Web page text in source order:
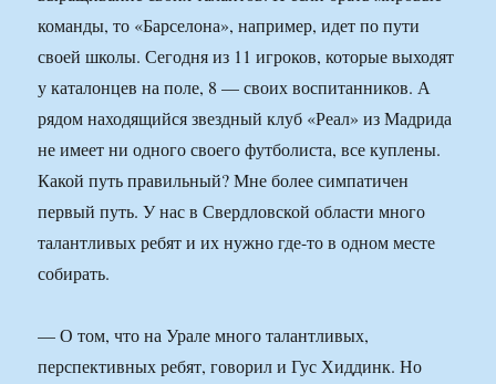
команды, то «Барселона», например, идет по пути
своей школы. Сегодня из 11 игроков, которые выходят
у каталонцев на поле, 8 — своих воспитанников. А
рядом находящийся звездный клуб «Реал» из Мадрида
не имеет ни одного своего футболиста, все куплены.
Какой путь правильный? Мне более симпатичен
первый путь. У нас в Свердловской области много
талантливых ребят и их нужно где-то в одном месте
собирать.
— О том, что на Урале много талантливых,
перспективных ребят, говорил и Гус Хиддинк. Но